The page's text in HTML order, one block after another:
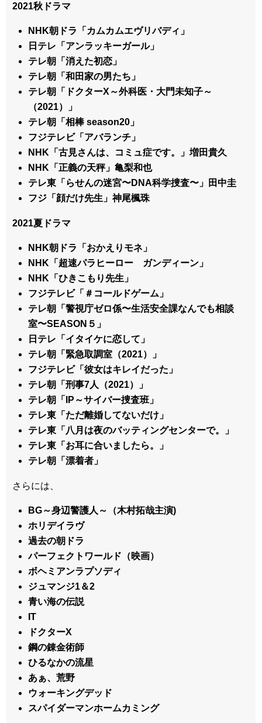
2021秋ドラマ
NHK朝ドラ「カムカムエヴリバディ」
日テレ「アンラッキーガール」
テレ朝「消えた初恋」
テレ朝「和田家の男たち」
テレ朝「ドクターX～外科医・大門未知子～
（2021）」
テレ朝「相棒 season20」
フジテレビ「アバランチ」
NHK「古見さんは、コミュ症です。」増田貴久
NHK「正義の天秤」亀梨和也
テレ東「らせんの迷宮〜DNA科学捜査〜」田中圭
フジ「顔だけ先生」神尾楓珠
2021夏ドラマ
NHK朝ドラ「おかえりモネ」
NHK「超速パラヒーロー ガンディーン」
NHK「ひきこもり先生」
フジテレビ「＃コールドゲーム」
テレ朝「警視庁ゼロ係〜生活安全課なんでも相談
室〜SEASON５」
日テレ「イタイケに恋して」
テレ朝「緊急取調室（2021）」
フジテレビ「彼女はキレイだった」
テレ朝「刑事7人（2021）」
テレ朝「IP～サイバー捜査班」
テレ東「ただ離婚してないだけ」
テレ東「八月は夜のバッティングセンターで。」
テレ東「お耳に合いましたら。」
テレ朝「漂着者」
さらには、
BG～身辺警護人～（木村拓哉主演)
ホリデイラヴ
過去の朝ドラ
パーフェクトワールド（映画）
ボヘミアンラプソディ
ジュマンジ1＆2
青い海の伝説
IT
ドクターX
鋼の錬金術師
ひるなかの流星
あぁ、荒野
ウォーキングデッド
スパイダーマンホームカミング